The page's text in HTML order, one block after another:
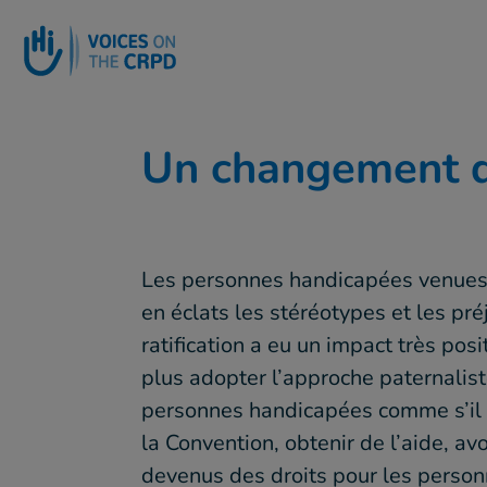
Un changement
Les personnes handicapées
en éclats les stéréotypes et les
ratification a eu un impact très
plus adopter l’approche
personnes handicapées comme
la Convention, obtenir de l’aide,
devenus des droits pour les